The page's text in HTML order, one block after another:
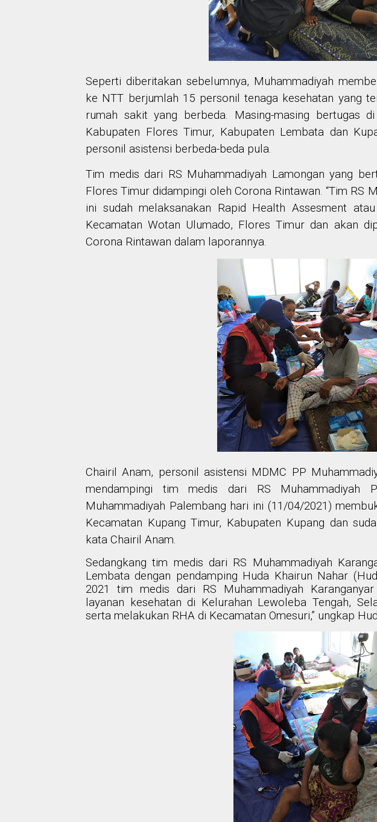
Seperti diberitakan sebelumnya, Muhammadiyah
ke NTT berjumlah 15 personil tenaga kesehatan yang
rumah sakit yang berbeda. Masing-masing bertugas
Kabupaten Flores Timur, Kabupaten Lembata dan
personil asistensi berbeda-beda pula.
Tim medis dari RS Muhammadiyah Lamongan yang
Flores Timur didampingi oleh Corona Rintawan. “Tim RS
ini sudah melaksanakan Rapid Health Assesment
Kecamatan Wotan Ulumado, Flores Timur dan akan
Corona Rintawan dalam laporannya.
Chairil Anam, personil asistensi MDMC PP
mendampingi tim medis dari RS Muhammadiyah
Muhammadiyah Palembang hari ini (11/04/2021)
Kecamatan Kupang Timur, Kabupaten Kupang dan
kata Chairil Anam.
Sedangkang tim medis dari RS Muhammadiyah
Lembata dengan pendamping Huda Khairun Nahar
2021 tim medis dari RS Muhammadiyah
layanan kesehatan di Kelurahan Lewoleba Tengah,
serta melakukan RHA di Kecamatan Omesuri,” ungkap